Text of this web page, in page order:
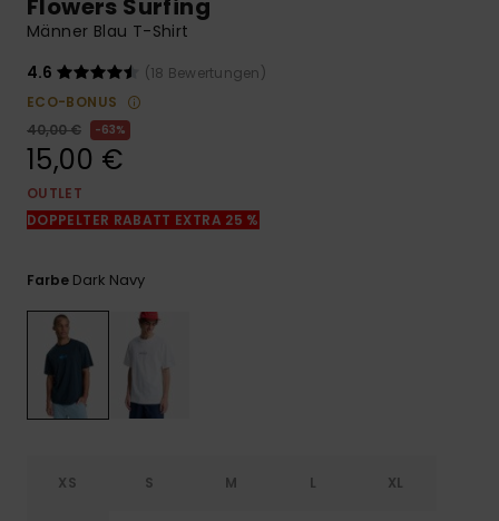
Finden Sie
die häufigsten
Fragen sowie
Flowers Surfing
Männer Blau T-Shirt
4.6
(18 Bewertungen)
ECO-BONUS
40,00 €
63%
15,00 €
OUTLET
DOPPELTER RABATT EXTRA 25 %
Farbe Dark Navy
XS S M L XL